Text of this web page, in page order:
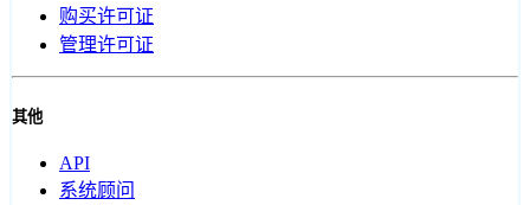
购买许可证
管理许可证
其他
API
系统顾问